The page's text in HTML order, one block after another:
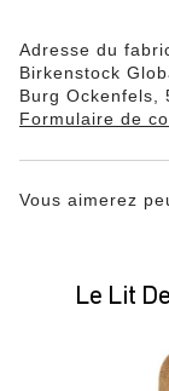
Adresse du
Birkenstock
Burg Ockenfels,
Formulaire de
Vous aimerez
Le Lit